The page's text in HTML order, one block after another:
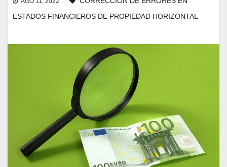
ESTADOS FINANCIEROS DE PROPIEDAD HORIZONTAL